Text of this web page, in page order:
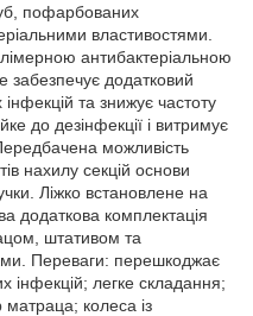
пофарбованих
властивостями.
антибактеріальною
додатковий
та знижує частоту
до дезінфекції і витримує
можливість
нахилу секцій основи
Ліжко встановлене на
додаткова комплектація
штативом та
Переваги: перешкоджає
інфекцій; легке складання;
матраца; колеса із